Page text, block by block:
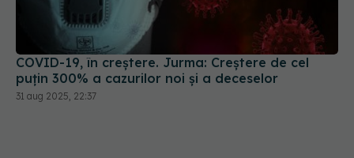
COVID-19, în creștere. Jurma: Creștere de cel
puțin 300% a cazurilor noi și a deceselor
31 aug 2025, 22:37